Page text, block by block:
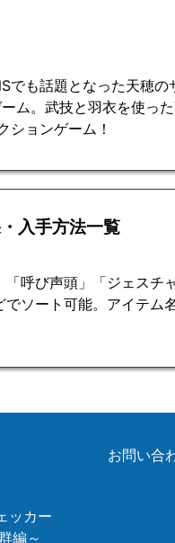
でも話題となった天穂
ム。武技と羽衣を使っ
ションゲーム！
入手方法一覧
呼び声頭」「ジェスチ
ソート可能。アイテム
お問い合
ッカー
編～